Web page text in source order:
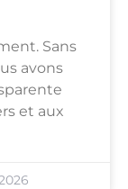
Sans
avons
et aux